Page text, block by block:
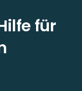
für